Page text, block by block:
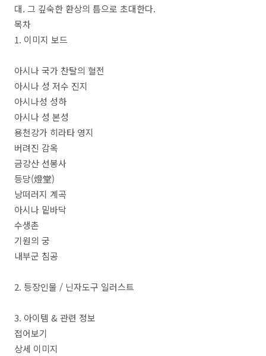
대. 그 깊숙한 환상의 틈으로 초대한다.
목차
1. 이미지 보드
아시나 국가 찬탈의 혈전
아시나 성 저수 진지
아시나성 성하
아시나 성 본성
용천강가 히라타 영지
버려진 감옥
금강산 선봉사
등당(燈堂)
낭떠러지 계곡
아시나 밑바닥
수생촌
기원의 궁
내부군 침공
2. 등장인물 / 닌자도구 일러스트
3. 아이템 & 관련 정보
접어보기
상세 이미지